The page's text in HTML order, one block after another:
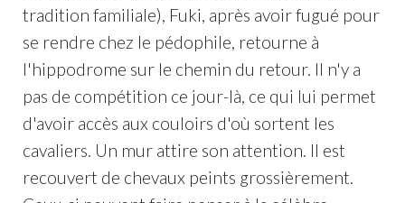
tradition familiale), Fuki, après avoir fugué pour
se rendre chez le pédophile, retourne à
l'hippodrome sur le chemin du retour. Il n'y a
pas de compétition ce jour-là, ce qui lui permet
d'avoir accès aux couloirs d'où sortent les
cavaliers. Un mur attire son attention. Il est
recouvert de chevaux peints grossièrement.